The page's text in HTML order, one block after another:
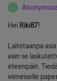
A
Hei Riki87!
Laitetaanpa
vain se
eteenpäin.
viimeiselle